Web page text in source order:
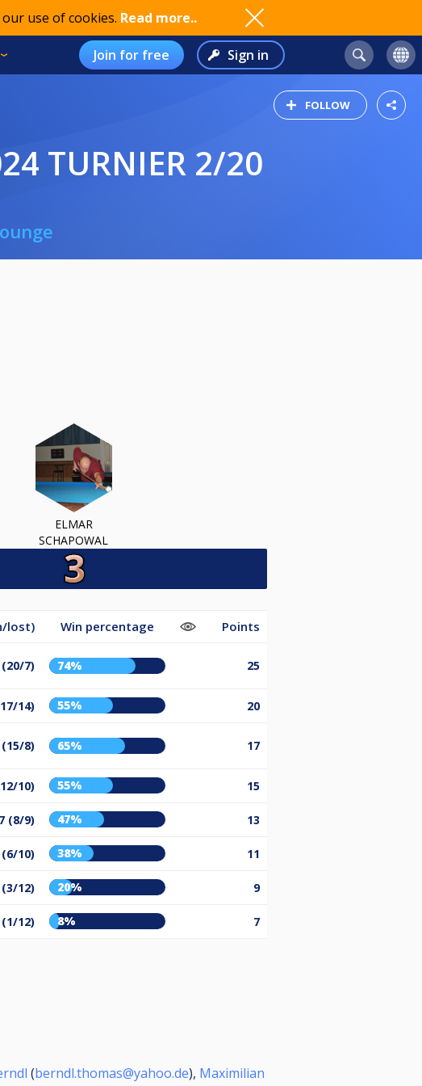
use of cookies. Read more..
Join for free Sign in
FOLLOW
TURNIER 2/20
ELMAR
SCHAPOWAL
lost) Win percentage Points
(20/7) 74% 25
14) 55% 20
(15/8) 65% 17
10) 55% 15
(8/9) 47% 13
(6/10) 38% 11
(3/12) 20% 9
(1/12) 8% 7
(berndl.thomas@yahoo.de), Maximilian